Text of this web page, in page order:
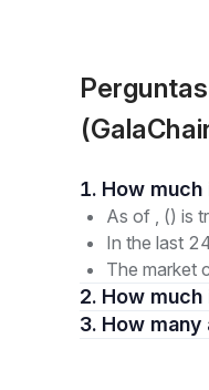
As of , () is
In the last
The market
2. How